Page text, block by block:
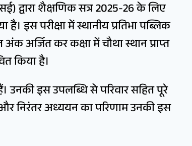
द्वारा शैक्षणिक सत्र 2025-26 के लिए
है। इस परीक्षा में स्थानीय प्रतिभा पब्लिक
अर्जित कर कक्षा में चौथा स्थान प्राप्त
किया है।
उनकी इस उपलब्धि से परिवार सहित पूरे
निरंतर अध्ययन का परिणाम उनकी इस